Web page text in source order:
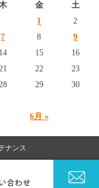
金 土
6月 »
1
2
7 8
9
14 15
16
22
23
29
30
ナンス